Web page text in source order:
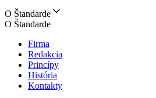
O Štandarde
O Štandarde
Firma
Redakcia
Princípy
História
Kontakty